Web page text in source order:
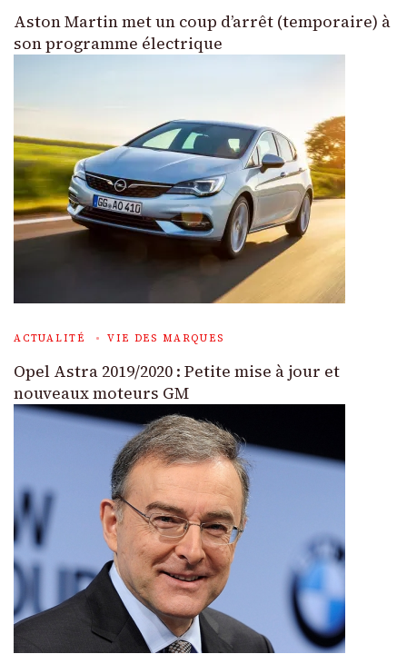
Aston Martin met un coup d’arrêt (temporaire) à
son programme électrique
ACTUALITÉ VIE DES MARQUES
Opel Astra 2019/2020 : Petite mise à jour et
nouveaux moteurs GM